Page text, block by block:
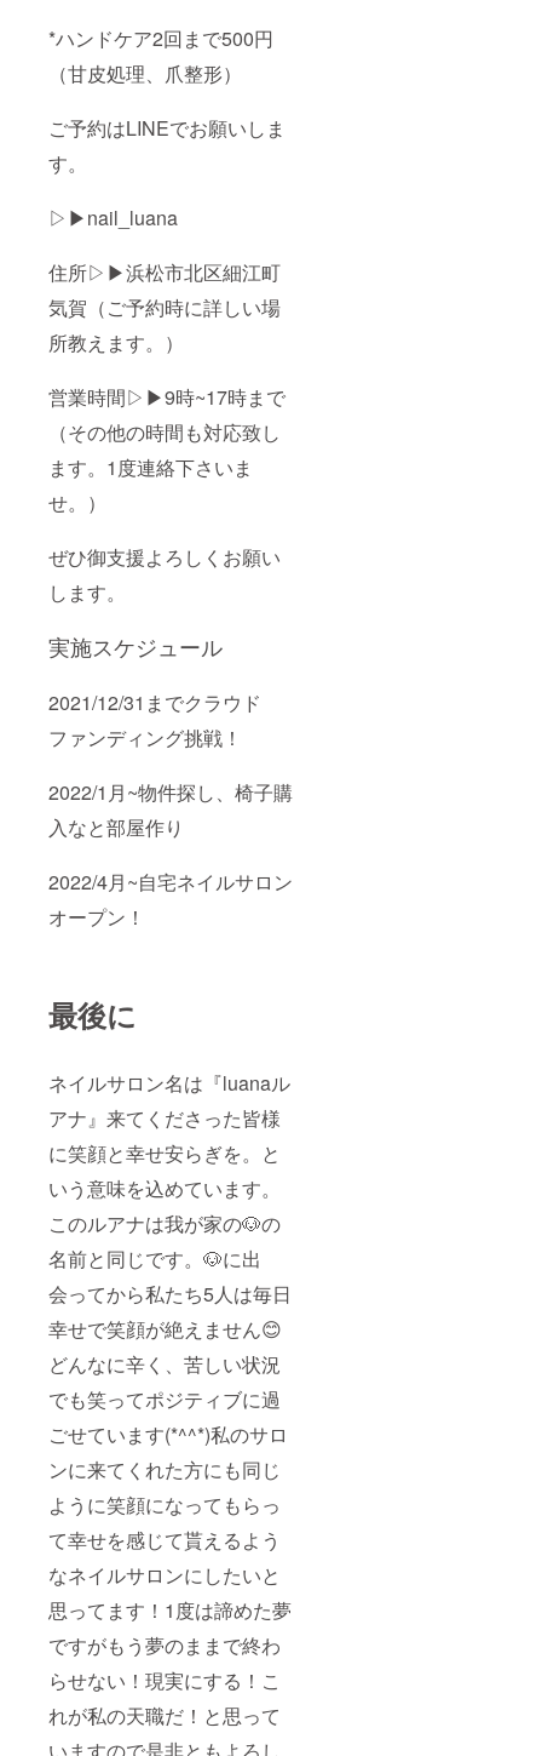
*ハンドケア2回まで500円
（甘皮処理、爪整形）
ご予約はLINEでお願いしま
す。
▷▶nail_luana
住所▷▶︎浜松市北区細江町
気賀（ご予約時に詳しい場
所教えます。）
営業時間▷▶9時~17時まで
（その他の時間も対応致し
ます。1度連絡下さいま
せ。）
ぜひ御支援よろしくお願い
します。
実施スケジュール
2021/12/31までクラウド
ファンディング挑戦！
2022/1月~物件探し、椅子購
入なと部屋作り
2022/4月~自宅ネイルサロン
オープン！
最後に
ネイルサロン名は『luanaル
アナ』来てくださった皆様
に笑顔と幸せ安らぎを。と
いう意味を込めています。
このルアナは我が家の🐶の
名前と同じです。🐶に出
会ってから私たち5人は毎日
幸せで笑顔が絶えません😊
どんなに辛く、苦しい状況
でも笑ってポジティブに過
ごせています(*^^*)私のサロ
ンに来てくれた方にも同じ
ように笑顔になってもらっ
て幸せを感じて貰えるよう
なネイルサロンにしたいと
思ってます！1度は諦めた夢
ですがもう夢のままで終わ
らせない！現実にする！こ
れが私の天職だ！と思って